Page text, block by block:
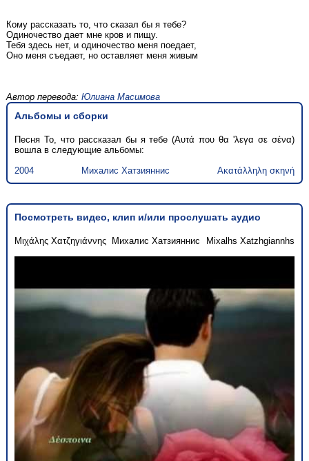
Кому рассказать то, что сказал бы я тебе?
Одиночество дает мне кров и пищу.
Тебя здесь нет, и одиночество меня поедает,
Оно меня съедает, но оставляет меня живым
Автор перевода: Юлиана Масимова
Альбомы и сборки
Песня То, что рассказал бы я тебе (Αυτά που θα 'λεγα σε σένα)
вошла в следующие альбомы:
2004
Михалис Хатзияннис Ακατάλληλη σκηνή
Посмотреть видео, клип и/или прослушать аудио
Μιχάλης Χατζηγιάννης Михалис Хатзияннис Mixalhs Xatzhgiannhs